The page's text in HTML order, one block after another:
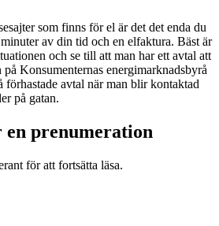
som finns för el är det det enda du
av din tid och en elfaktura. Bäst är
och se till att man har ett avtal att
Konsumenternas energimarknadsbyrå
förhastade avtal när man blir kontaktad
på gatan.
en prenumeration
för att fortsätta läsa.